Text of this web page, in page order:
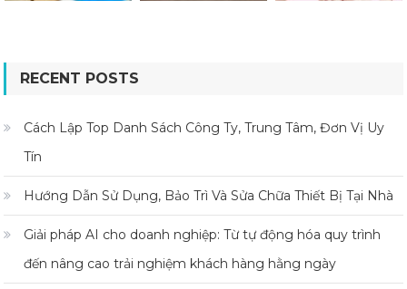
RECENT POSTS
Cách Lập Top Danh Sách Công Ty, Trung Tâm, Đơn Vị Uy
Tín
Hướng Dẫn Sử Dụng, Bảo Trì Và Sửa Chữa Thiết Bị Tại Nhà
Giải pháp AI cho doanh nghiệp: Từ tự động hóa quy trình
đến nâng cao trải nghiệm khách hàng hằng ngày